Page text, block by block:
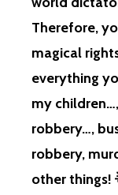
Therefore,
magical
everything
my
robbery…,
robbery,
other things!